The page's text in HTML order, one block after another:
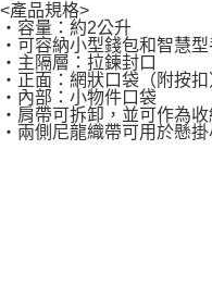
<產品規格>
・容量：約2公升
・可容納小型錢包和智慧
・主隔層：拉鍊封口
・正面：網狀口袋（附按扣
・內部：小物件口袋
・肩帶可拆卸，並可作為
・兩側尼龍織帶可用於懸